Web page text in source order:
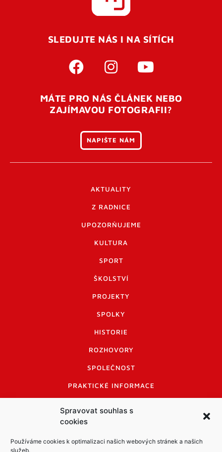
Spravovat souhlas s
cookies
Používáme cookies k optimalizaci našich webových stránek a našich
služeb.
Pro úspěšné dokončení registrace je potřeba
vaší e-mailovouadresu. Po úspěšném odeslání
otevření tohoto odkazu se váš účet ověří a můžete se
přihlásit. Nezapomeňte zkontrolovat složku SPAM ve
SLEDUJTE NÁS I NA SÍTÍCH
MÁTE PRO NÁS ČLÁNEK NEBO
ZAJÍMAVOU FOTOGRAFII?
NAPIŠTE NÁM
AKTUALITY
Z RADNICE
UPOZORŇUJEME
KULTURA
SPORT
ŠKOLSTVÍ
PROJEKTY
SPOLKY
HISTORIE
ROZHOVORY
SPOLEČNOST
PRAKTICKÉ INFORMACE
INFORMACE A KODEX DISKUTUJÍCÍCH
LOGO A LOGO MANUÁL